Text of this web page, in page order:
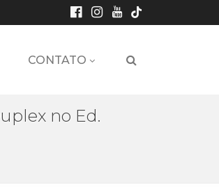
CONTATO
no Ed.